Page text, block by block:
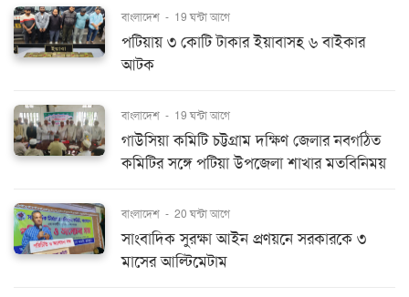
বাংলাদেশ - 19 ঘন্টা আগে
পটিয়ায় ৩ কোটি টাকার ইয়াবাসহ ৬ বাইকার
আটক
বাংলাদেশ - 19 ঘন্টা আগে
গাউসিয়া কমিটি চট্টগ্রাম দক্ষিণ জেলার নবগঠিত
কমিটির সঙ্গে পটিয়া উপজেলা শাখার মতবিনিময়
বাংলাদেশ - 20 ঘন্টা আগে
সাংবাদিক সুরক্ষা আইন প্রণয়নে সরকারকে ৩
মাসের আল্টিমেটাম